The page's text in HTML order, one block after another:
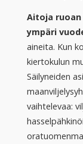
Aitoja
ympäri
aineita. Kun
kiertokulun
Säilyneiden
vaihtelevaa: